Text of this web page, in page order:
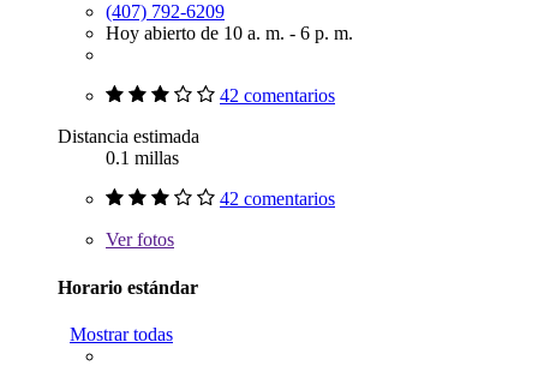
(407) 792-6209
Hoy abierto de 10 a. m. - 6 p. m.
42 comentarios
Distancia estimada
0.1 millas
42 comentarios
Verfotos
Horario estándar
Mostrar todas